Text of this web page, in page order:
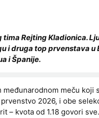
Rejting Kladionica.
i druga top prvenstava u
i Španije.
meču koji
2026, i obe
– kvota od 1.18 govori